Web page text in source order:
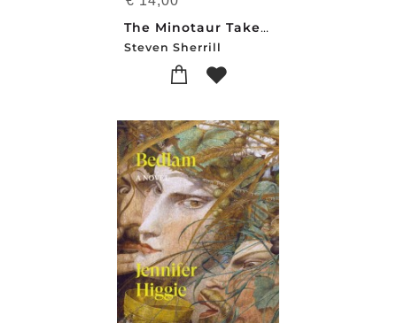
The Minotaur Takes A Cigarette Break
Steven Sherrill